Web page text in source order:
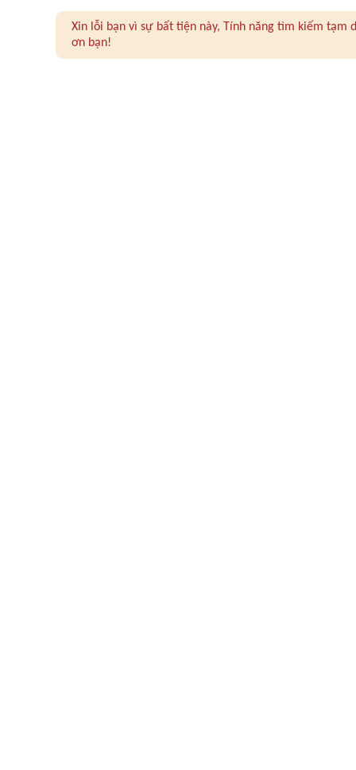
Xin lỗi bạn vì sự bất tiện này, Tính năng tìm kiếm
ơn bạn!